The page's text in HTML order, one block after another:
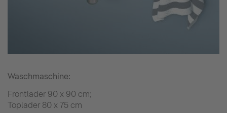
Waschmaschine:
Frontlader 90 x 90 cm;
Toplader 80 x 75 cm